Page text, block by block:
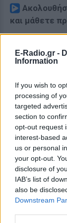
E-Radio.gr -
Information
If you wish to
processing of
targeted
section to
opt-out request
interest-based
us or personal
your opt-out.
disclosure of
IAB’s list of
also be
Downstream
και μάθετε
Εσύ
και ότι σου